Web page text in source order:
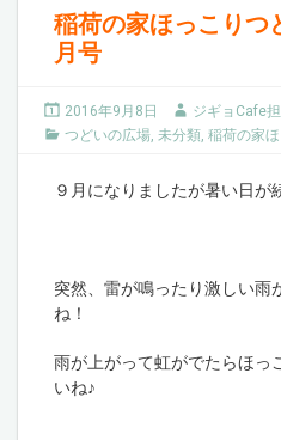
稲荷の家ほっこりつ
月号
2016年9月8日
ジギョCafe
つどいの広場, 未分類, 稲荷の家ほ
９月になりましたが暑い日が
突然、雷が鳴ったり激しい雨
ね！
雨が上がって虹がでたらほっ
いね♪